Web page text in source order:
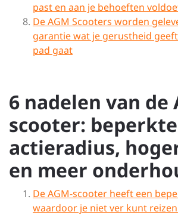
past en aan je behoeften
De AGM Scooters worden
garantie wat je gerustheid
pad gaat
6 nadelen van de
scooter: beperkte
actieradius,
en meer
De AGM-scooter heeft een
waardoor je niet ver kunt